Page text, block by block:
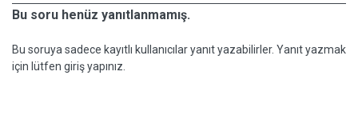
Bu soru henüz yanıtlanmamış.
Bu soruya sadece kayıtlı kullanıcılar yanıt yazabilirler. Yanıt yazmak
için lütfen giriş yapınız.